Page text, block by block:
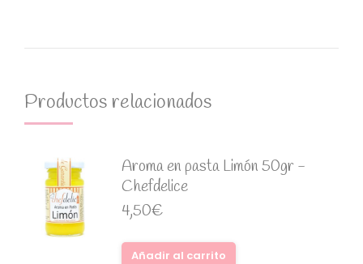
Productos relacionados
Aroma en pasta Limón 50gr -
Chefdelice
4,50€
Añadir al carrito